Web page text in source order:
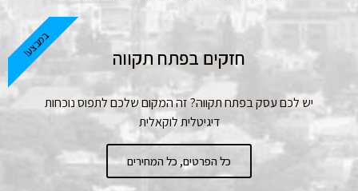
חזקים בפתח תקווה
יש לכם עסק בפתח תקווה? זה המקום שלכם לתפוס נוכחות
דיגיטלית לוקאלית
כל הפרטים, כל המחירים
במבצע!